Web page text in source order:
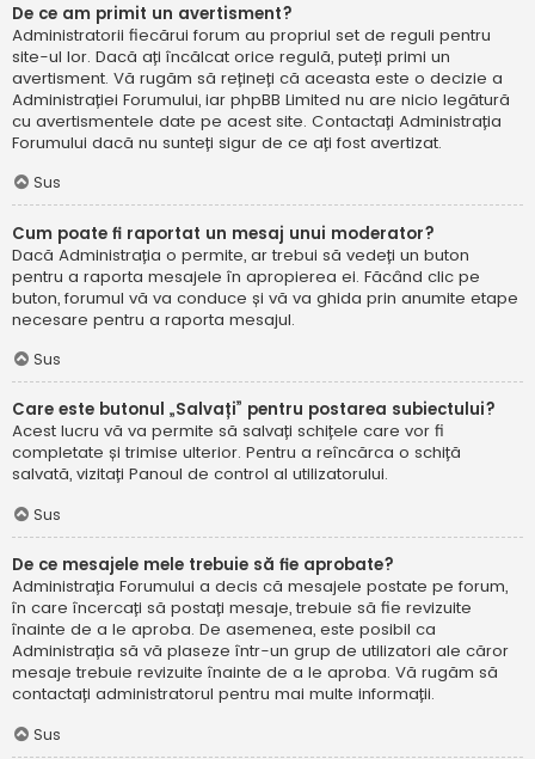
De ce am primit un avertisment?
Administratorii fiecărui forum au propriul set de reguli pentru
site-ul lor. Dacă ați încălcat orice regulă, puteți primi un
avertisment. Vă rugăm să rețineți că aceasta este o decizie a
Administrației Forumului, iar phpBB Limited nu are nicio legătură
cu avertismentele date pe acest site. Contactați Administrația
Forumului dacă nu sunteți sigur de ce ați fost avertizat.
Sus
Cum poate fi raportat un mesaj unui moderator?
Dacă Administrația o permite, ar trebui să vedeți un buton
pentru a raporta mesajele în apropierea ei. Făcând clic pe
buton, forumul vă va conduce și vă va ghida prin anumite etape
necesare pentru a raporta mesajul.
Sus
Care este butonul „Salvați” pentru postarea subiectului?
Acest lucru vă va permite să salvați schițele care vor fi
completate și trimise ulterior. Pentru a reîncărca o schiță
salvată, vizitați Panoul de control al utilizatorului.
Sus
De ce mesajele mele trebuie să fie aprobate?
Administrația Forumului a decis că mesajele postate pe forum,
în care încercați să postați mesaje, trebuie să fie revizuite
înainte de a le aproba. De asemenea, este posibil ca
Administrația să vă plaseze într-un grup de utilizatori ale căror
mesaje trebuie revizuite înainte de a le aproba. Vă rugăm să
contactați administratorul pentru mai multe informații.
Sus